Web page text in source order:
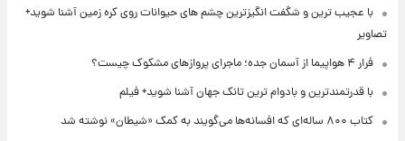
با عجیب ترین و شگفت انگیزترین چشم های حیوانات روی کره زمین آشنا شوید+
تصاویر
فرار ۴ هواپیما از آسمان جده؛ ماجرای پروازهای مشکوک چیست؟
با قدرتمندترین و بادوام ترین تانک جهان آشنا شوید+ فیلم
کتاب ۸۰۰ ساله‌ای که افسانه‌ها می‌گویند به کمک «شیطان» نوشته شد